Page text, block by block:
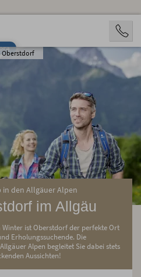
Oberstdorf
den Allgäuer Alpen
im Allgäu
ist Oberstdorf der perfekte Ort
Erholungssuchende. Die
Alpen begleitet Sie dabei stets
Aussichten!